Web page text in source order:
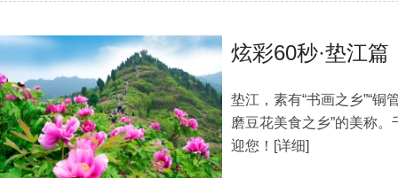
炫彩60秒·垫江篇
垫江，素有“书画之乡”“铜
磨豆花美食之乡”的美称
迎您！ [详细]